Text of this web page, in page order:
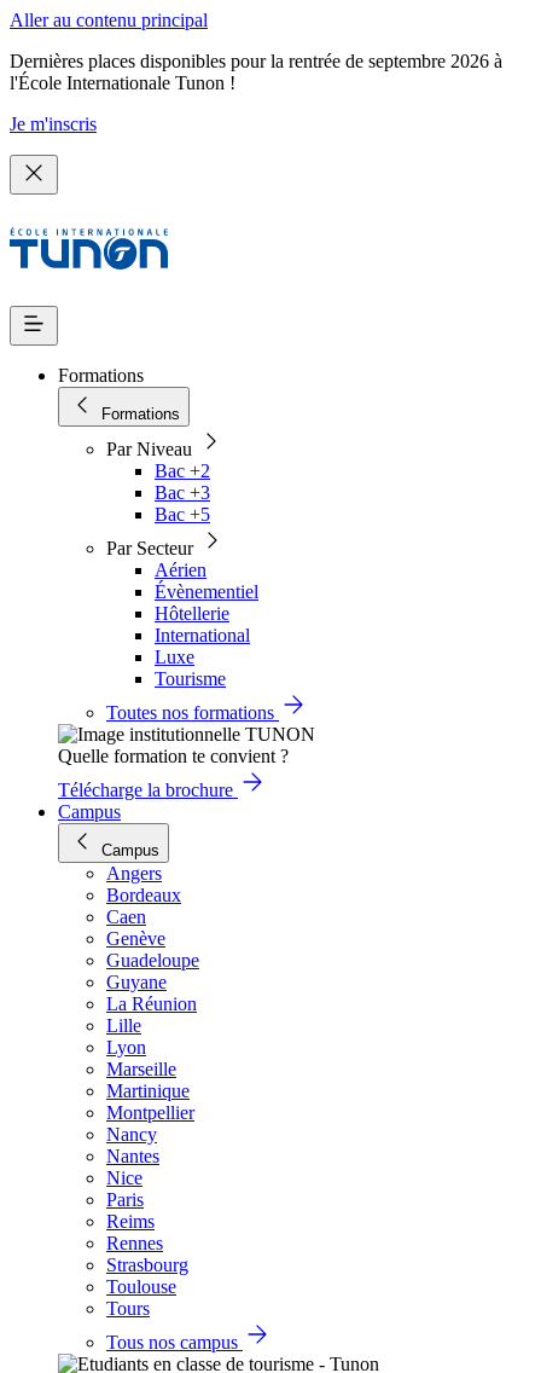
Aller au contenu principal
Dernières places disponibles pour la rentrée de septembre 2026 à
l'École Internationale Tunon !
Je m'inscris
Formations
Formations
Par Niveau
Bac +2
Bac +3
Bac +5
Par Secteur
Aérien
Évènementiel
Hôtellerie
International
Luxe
Tourisme
Toutes nos formations
Quelle formation te convient ?
Télécharge la brochure
Campus
Campus
Angers
Bordeaux
Caen
Genève
Guadeloupe
Guyane
La Réunion
Lille
Lyon
Marseille
Martinique
Montpellier
Nancy
Nantes
Nice
Paris
Reims
Rennes
Strasbourg
Toulouse
Tours
Tous nos campus